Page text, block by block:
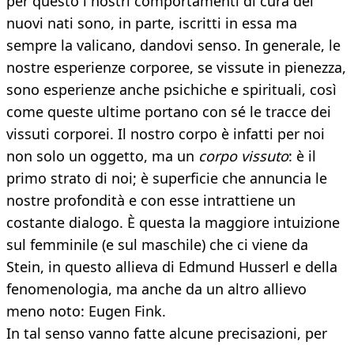
nuovi nati sono, in parte, iscritti in essa ma
sempre la valicano, dandovi senso. In generale, le
nostre esperienze corporee, se vissute in pienezza,
sono esperienze anche psichiche e spirituali, così
come queste ultime portano con sé le tracce dei
vissuti corporei. Il nostro corpo è infatti per noi
non solo un oggetto, ma un corpo vissuto: è il
primo strato di noi; è superficie che annuncia le
nostre profondità e con esse intrattiene un
costante dialogo. È questa la maggiore intuizione
sul femminile (e sul maschile) che ci viene da
Stein, in questo allieva di Edmund Husserl e della
fenomenologia, ma anche da un altro allievo
meno noto: Eugen Fink.
In tal senso vanno fatte alcune precisazioni, per